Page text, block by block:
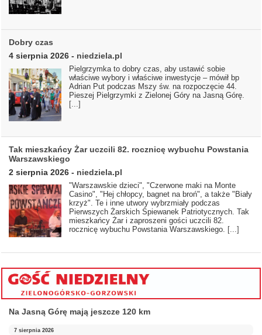
Dobry czas
4 sierpnia 2026 - niedziela.pl
Pielgrzymka to dobry czas, aby ustawić sobie
właściwe wybory i właściwe inwestycje – mówił bp
Adrian Put podczas Mszy św. na rozpoczęcie 44.
Pieszej Pielgrzymki z Zielonej Góry na Jasną Górę.
[...]
Tak mieszkańcy Żar uczcili 82. rocznicę wybuchu Powstania
Warszawskiego
2 sierpnia 2026 - niedziela.pl
"Warszawskie dzieci", "Czerwone maki na Monte
Casino", "Hej chłopcy, bagnet na broń", a także "Biały
krzyż". Te i inne utwory wybrzmiały podczas
Pierwszych Żarskich Śpiewanek Patriotycznych. Tak
mieszkańcy Żar i zaproszeni gości uczcili 82.
rocznicę wybuchu Powstania Warszawskiego. [...]
Na Jasną Górę mają jeszcze 120 km
7 sierpnia 2026